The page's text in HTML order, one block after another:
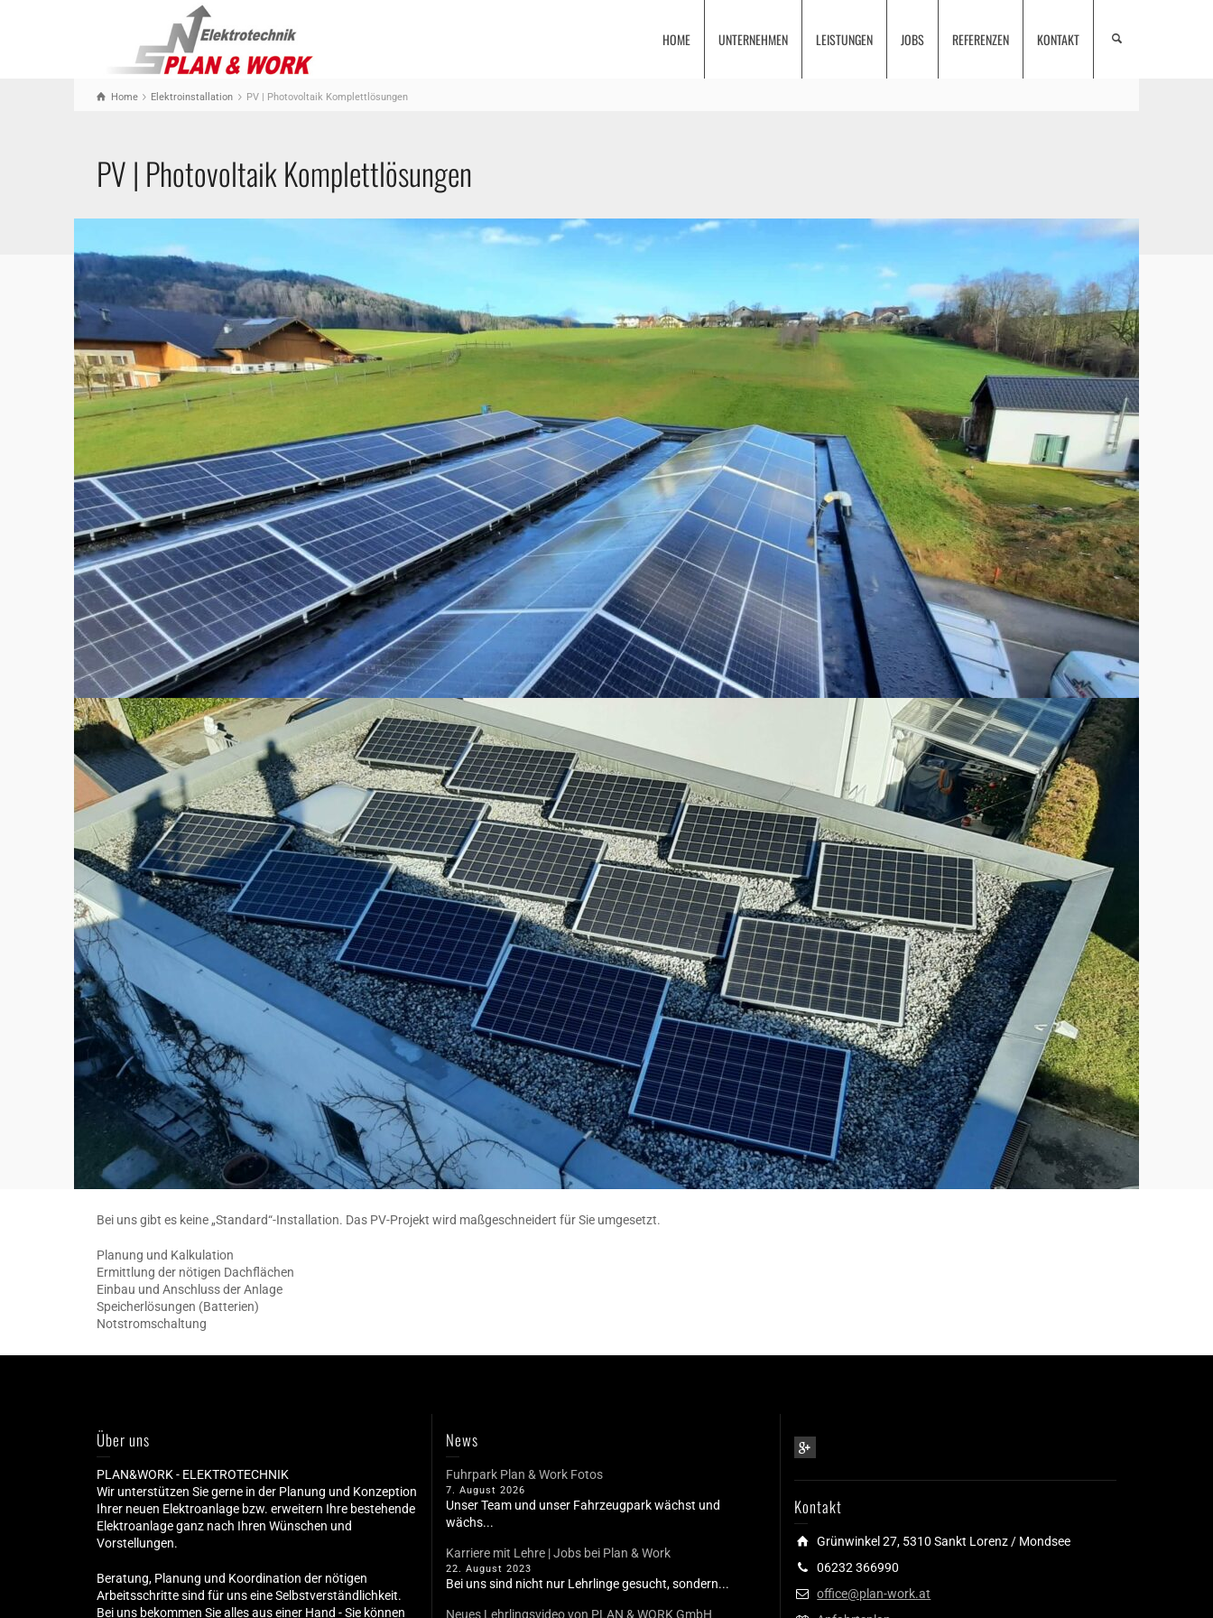
HOME UNTERNEHMEN LEISTUNGEN JOBS REFERENZEN KONTAKT
Home Elektroinstallation PV | Photovoltaik Komplettlösungen
PV | Photovoltaik Komplettlösungen
Bei uns gibt es keine „Standard“-Installation. Das PV-Projekt wird maßgeschneidert für Sie umgesetzt.
Planung und Kalkulation
Ermittlung der nötigen Dachflächen
Einbau und Anschluss der Anlage
Speicherlösungen (Batterien)
Notstromschaltung
Über uns
PLAN&WORK - ELEKTROTECHNIK
Wir unterstützen Sie gerne in der Planung und Konzeption
Ihrer neuen Elektroanlage bzw. erweitern Ihre bestehende
Elektroanlage ganz nach Ihren Wünschen und
Vorstellungen.
Beratung, Planung und Koordination der nötigen
Arbeitsschritte sind für uns eine Selbstverständlichkeit.
Bei uns bekommen Sie alles aus einer Hand - Sie können
News
Fuhrpark Plan & Work Fotos
7. August 2026
Unser Team und unser Fahrzeugpark wächst und
wächs...
Karriere mit Lehre | Jobs bei Plan & Work
22. August 2023
Bei uns sind nicht nur Lehrlinge gesucht, sondern...
Neues Lehrlingsvideo von PLAN & WORK GmbH
Kontakt
Grünwinkel 27, 5310 Sankt Lorenz / Mondsee
06232 366990
office@plan-work.at